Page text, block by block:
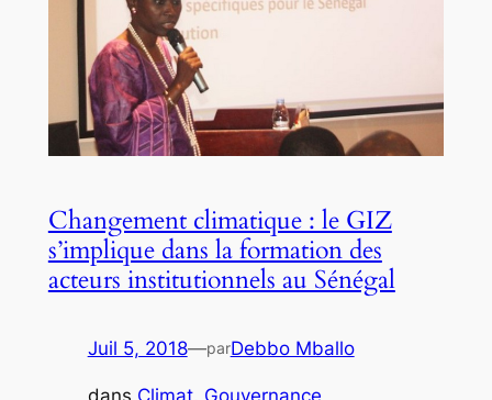
Changement climatique : le GIZ
s’implique dans la formation des
acteurs institutionnels au Sénégal
Juil 5, 2018—parDebbo Mballo
dans Climat, Gouvernance